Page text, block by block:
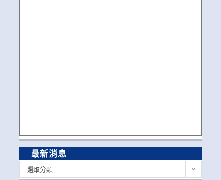
最新消息
選取分類